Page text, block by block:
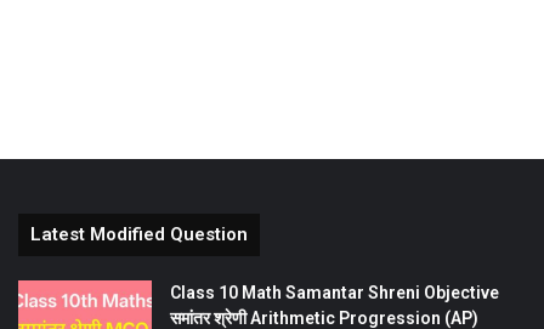
Latest Modified Question
Class 10 Math Samantar Shreni Objective
समांतर श्रेणी Arithmetic Progression (AP)